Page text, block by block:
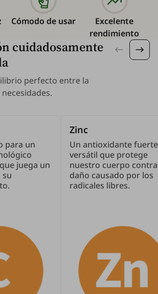
Cómodo de usar
Excelente
rendimiento
cuidadosamente
perfecto entre la
para un
juega un
su
Zinc
Un antioxidante
versátil que protege
nuestro cuerpo
daño causado por los
radicales libres.